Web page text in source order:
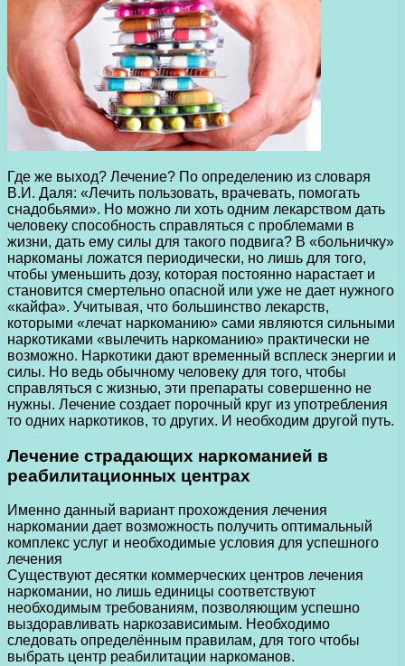
Где же выход? Лечение? По определению из словаря
В.И. Даля: «Лечить пользовать, врачевать, помогать
снадобьями». Но можно ли хоть одним лекарством дать
человеку способность справляться с проблемами в
жизни, дать ему силы для такого подвига? В «больничку»
наркоманы ложатся периодически, но лишь для того,
чтобы уменьшить дозу, которая постоянно нарастает и
становится смертельно опасной или уже не дает нужного
«кайфа». Учитывая, что большинство лекарств,
которыми «лечат наркоманию» сами являются сильными
наркотиками «вылечить наркоманию» практически не
возможно. Наркотики дают временный всплеск энергии и
силы. Но ведь обычному человеку для того, чтобы
справляться с жизнью, эти препараты совершенно не
нужны. Лечение создает порочный круг из употребления
то одних наркотиков, то других. И необходим другой путь.
Лечение страдающих наркоманией в
реабилитационных центрах
Именно данный вариант прохождения лечения
наркомании дает возможность получить оптимальный
комплекс услуг и необходимые условия для успешного
лечения
Существуют десятки коммерческих центров лечения
наркомании, но лишь единицы соответствуют
необходимым требованиям, позволяющим успешно
выздоравливать наркозависимым. Необходимо
следовать определённым правилам, для того чтобы
выбрать центр реабилитации наркоманов.